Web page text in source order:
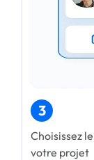
3
Choisissez le
votre projet